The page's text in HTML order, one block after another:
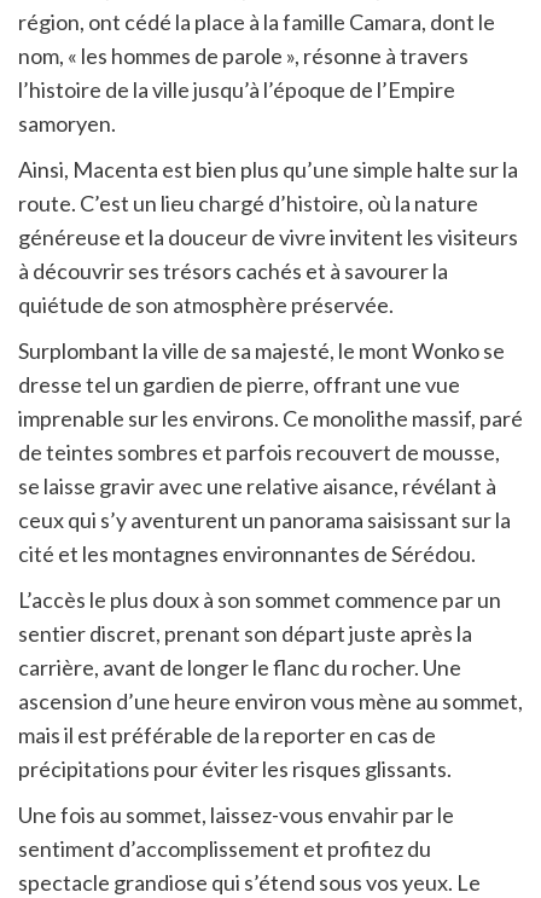
région, ont cédé la place à la famille Camara, dont le
nom, « les hommes de parole », résonne à travers
l’histoire de la ville jusqu’à l’époque de l’Empire
samoryen.
Ainsi, Macenta est bien plus qu’une simple halte sur la
route. C’est un lieu chargé d’histoire, où la nature
généreuse et la douceur de vivre invitent les visiteurs
à découvrir ses trésors cachés et à savourer la
quiétude de son atmosphère préservée.
Surplombant la ville de sa majesté, le mont Wonko se
dresse tel un gardien de pierre, offrant une vue
imprenable sur les environs. Ce monolithe massif, paré
de teintes sombres et parfois recouvert de mousse,
se laisse gravir avec une relative aisance, révélant à
ceux qui s’y aventurent un panorama saisissant sur la
cité et les montagnes environnantes de Sérédou.
L’accès le plus doux à son sommet commence par un
sentier discret, prenant son départ juste après la
carrière, avant de longer le flanc du rocher. Une
ascension d’une heure environ vous mène au sommet,
mais il est préférable de la reporter en cas de
précipitations pour éviter les risques glissants.
Une fois au sommet, laissez-vous envahir par le
sentiment d’accomplissement et profitez du
spectacle grandiose qui s’étend sous vos yeux. Le